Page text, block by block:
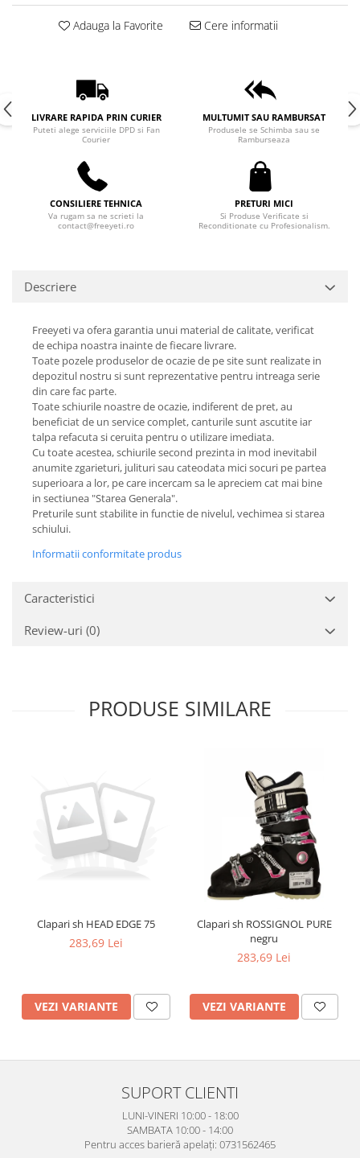
Adauga la Favorite Cere informatii
LIVRARE RAPIDA PRIN CURIER
Puteti alege serviciile DPD si Fan
Courier
MULTUMIT SAU RAMBURSAT
Produsele se Schimba sau se
Ramburseaza
CONSILIERE TEHNICA
Va rugam sa ne scrieti la
contact@freeyeti.ro
PRETURI MICI
Si Produse Verificate si
Reconditionate cu Profesionalism.
Descriere
Freeyeti va ofera garantia unui material de calitate, verificat
de echipa noastra inainte de fiecare livrare.
Toate pozele produselor de ocazie de pe site sunt realizate in
depozitul nostru si sunt reprezentative pentru intreaga serie
din care fac parte.
Toate schiurile noastre de ocazie, indiferent de pret, au
beneficiat de un service complet, canturile sunt ascutite iar
talpa refacuta si ceruita pentru o utilizare imediata.
Cu toate acestea, schiurile second prezinta in mod inevitabil
anumite zgarieturi, julituri sau cateodata mici socuri pe partea
superioara a lor, pe care incercam sa le apreciem cat mai bine
in sectiunea "Starea Generala".
Preturile sunt stabilite in functie de nivelul, vechimea si starea
schiului.
Informatii conformitate produs
Caracteristici
Review-uri (0)
PRODUSE SIMILARE
Clapari sh HEAD EDGE 75
283,69 Lei
VEZI VARIANTE
Clapari sh ROSSIGNOL PURE
negru
283,69 Lei
VEZI VARIANTE
SUPORT CLIENTI
LUNI-VINERI 10:00 - 18:00
SAMBATA 10:00 - 14:00
Pentru acces barieră apelați: 0731562465